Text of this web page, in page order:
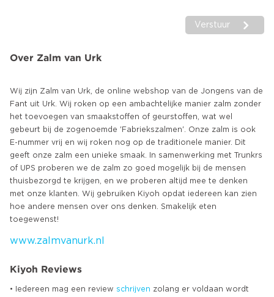
Verstuur
Over Zalm van Urk
Wij zijn Zalm van Urk, de online webshop van de Jongens van de
Fant uit Urk. Wij roken op een ambachtelijke manier zalm zonder
het toevoegen van smaakstoffen of geurstoffen, wat wel
gebeurt bij de zogenoemde 'Fabriekszalmen'. Onze zalm is ook
E-nummer vrij en wij roken nog op de traditionele manier. Dit
geeft onze zalm een unieke smaak. In samenwerking met Trunkrs
of UPS proberen we de zalm zo goed mogelijk bij de mensen
thuisbezorgd te krijgen, en we proberen altijd mee te denken
met onze klanten. Wij gebruiken Kiyoh opdat iedereen kan zien
hoe andere mensen over ons denken. Smakelijk eten
www.zalmvanurk.nl
Kiyoh Reviews
• Iedereen mag een review schrijven zolang er voldaan wordt